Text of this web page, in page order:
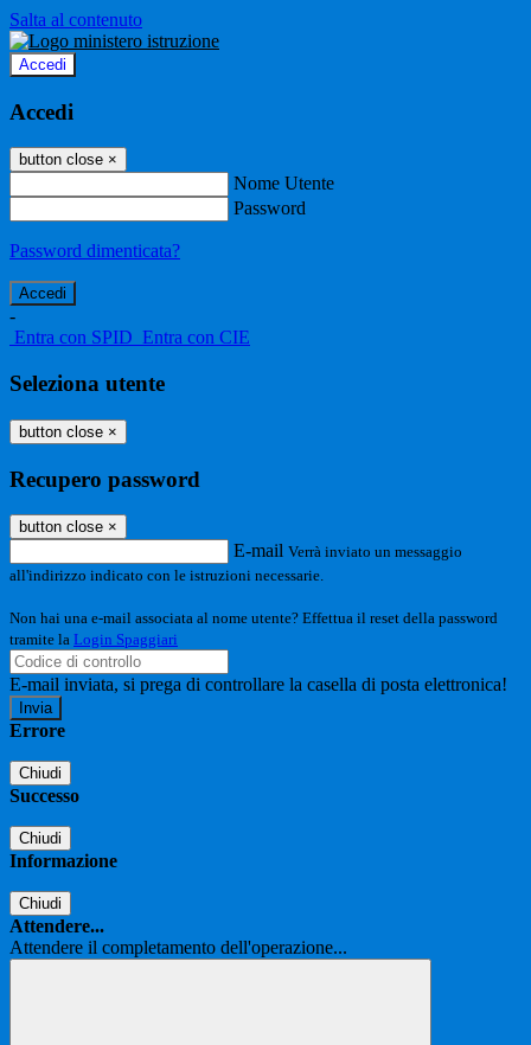
Salta al contenuto
Accedi
Accedi
button close ×
Nome Utente
Password
Password dimenticata?
-
Entra con SPID Entra con CIE
Seleziona utente
button close ×
Recupero password
button close ×
E-mail Verrà inviato un messaggio
all'indirizzo indicato con le istruzioni necessarie.
Non hai una e-mail associata al nome utente? Effettua il reset della password
tramite la Login Spaggiari
E-mail inviata, si prega di controllare la casella di posta elettronica!
Errore
Chiudi
Successo
Chiudi
Informazione
Chiudi
Attendere...
Attendere il completamento dell'operazione...